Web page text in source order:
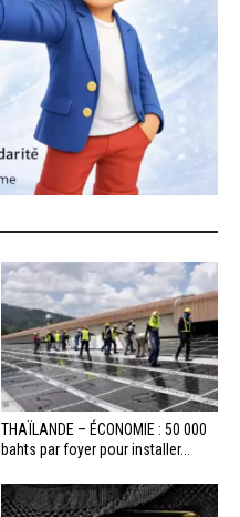
THAÏLANDE – ÉCONOMIE : 50 000
bahts par foyer pour installer...